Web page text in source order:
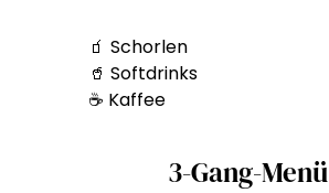
🧃 Schorlen
🥤 Softdrinks
☕ Kaffee
3-Gang-Menü